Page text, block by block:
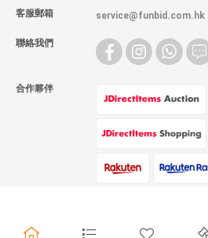
客服郵箱 service@funbid.com.hk
聯絡我們
合作夥伴